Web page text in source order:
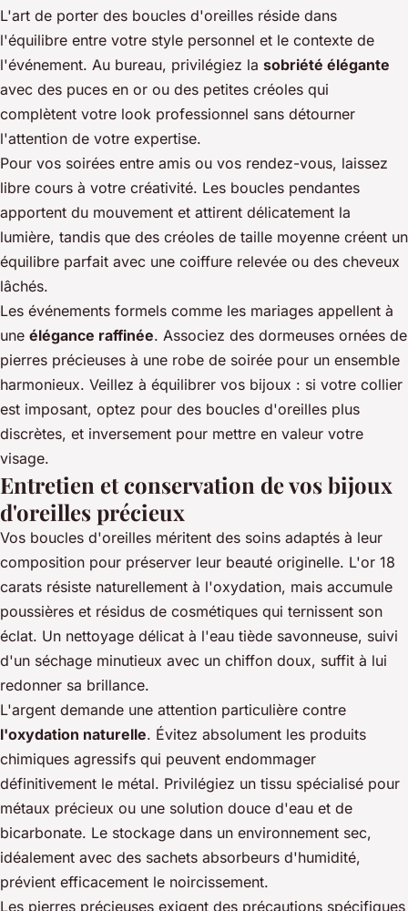
L'art de porter des boucles d'oreilles réside dans
l'équilibre entre votre style personnel et le contexte de
l'événement. Au bureau, privilégiez la sobriété élégante
avec des puces en or ou des petites créoles qui
complètent votre look professionnel sans détourner
l'attention de votre expertise.
Pour vos soirées entre amis ou vos rendez-vous, laissez
libre cours à votre créativité. Les boucles pendantes
apportent du mouvement et attirent délicatement la
lumière, tandis que des créoles de taille moyenne créent un
équilibre parfait avec une coiffure relevée ou des cheveux
lâchés.
Les événements formels comme les mariages appellent à
une élégance raffinée. Associez des dormeuses ornées de
pierres précieuses à une robe de soirée pour un ensemble
harmonieux. Veillez à équilibrer vos bijoux : si votre collier
est imposant, optez pour des boucles d'oreilles plus
discrètes, et inversement pour mettre en valeur votre
visage.
Entretien et conservation de vos bijoux
d'oreilles précieux
Vos boucles d'oreilles méritent des soins adaptés à leur
composition pour préserver leur beauté originelle. L'or 18
carats résiste naturellement à l'oxydation, mais accumule
poussières et résidus de cosmétiques qui ternissent son
éclat. Un nettoyage délicat à l'eau tiède savonneuse, suivi
d'un séchage minutieux avec un chiffon doux, suffit à lui
redonner sa brillance.
L'argent demande une attention particulière contre
l'oxydation naturelle. Évitez absolument les produits
chimiques agressifs qui peuvent endommager
définitivement le métal. Privilégiez un tissu spécialisé pour
métaux précieux ou une solution douce d'eau et de
bicarbonate. Le stockage dans un environnement sec,
idéalement avec des sachets absorbeurs d'humidité,
prévient efficacement le noircissement.
Les pierres précieuses exigent des précautions spécifiques